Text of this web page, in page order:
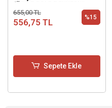
(Üniversiteye Hazırlık 1.
Basamak)
655,00 TL
556,75 TL %15
Sepete Ekle